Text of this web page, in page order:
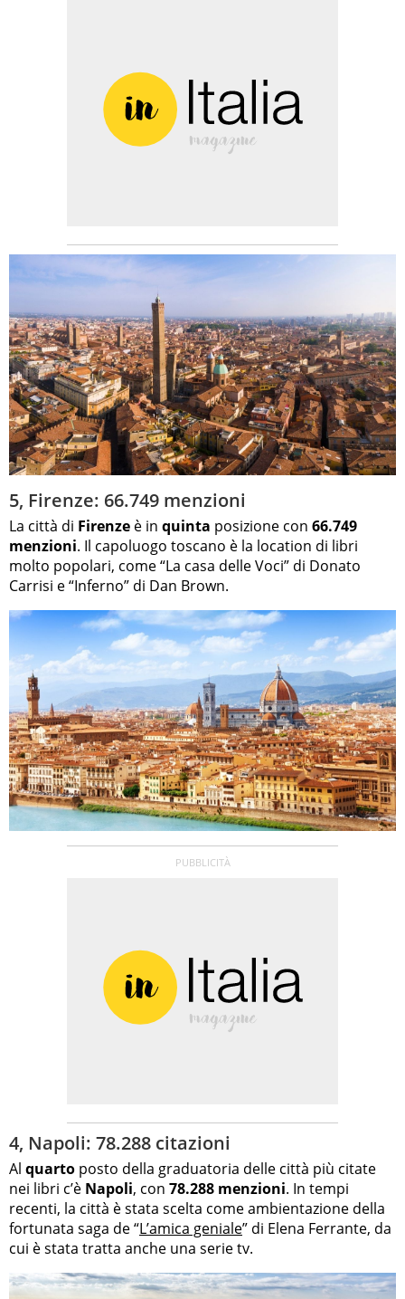
5, Firenze: 66.749 menzioni
La città di Firenze è in quinta posizione con 66.749
menzioni. Il capoluogo toscano è la location di libri
molto popolari, come “La casa delle Voci” di Donato
Carrisi e “Inferno” di Dan Brown.
4, Napoli: 78.288 citazioni
Al quarto posto della graduatoria delle città più citate
nei libri c’è Napoli, con 78.288 menzioni. In tempi
recenti, la città è stata scelta come ambientazione della
fortunata saga de “L’amica geniale” di Elena Ferrante, da
cui è stata tratta anche una serie tv.